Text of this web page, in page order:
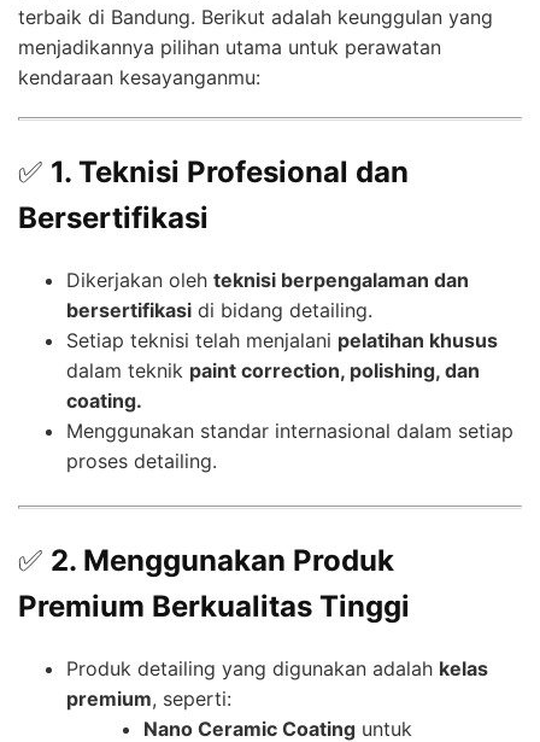
terbaik di Bandung. Berikut adalah keunggulan yang
menjadikannya pilihan utama untuk perawatan
kendaraan kesayanganmu:
✅ 1. Teknisi Profesional dan
Bersertifikasi
Dikerjakan oleh teknisi berpengalaman dan
bersertifikasi di bidang detailing.
Setiap teknisi telah menjalani pelatihan khusus
dalam teknik paint correction, polishing, dan
coating.
Menggunakan standar internasional dalam setiap
proses detailing.
✅ 2. Menggunakan Produk
Premium Berkualitas Tinggi
Produk detailing yang digunakan adalah kelas
premium, seperti:
Nano Ceramic Coating untuk